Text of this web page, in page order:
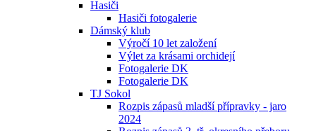
Hasiči
Hasiči fotogalerie
Dámský klub
Výročí 10 let založení
Výlet za krásami orchidejí
Fotogalerie DK
Fotogalerie DK
TJ Sokol
Rozpis zápasů mladší přípravky - jaro
2024